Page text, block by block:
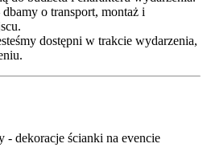
o transport, montaż i
dostępni w trakcie wydarzenia,